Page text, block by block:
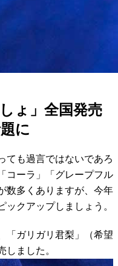
ょ」全国発売
に
ても過言ではないであろ
コーラ」「グレープフル
数多くありますが、今年
ックアップしましょう。
「ガリガリ君梨」（希望
しました。